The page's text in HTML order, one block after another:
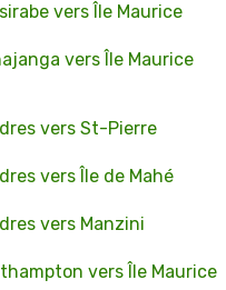
vers Île Maurice
vers Île Maurice
vers St-Pierre
vers Île de Mahé
vers Manzini
vers Île Maurice